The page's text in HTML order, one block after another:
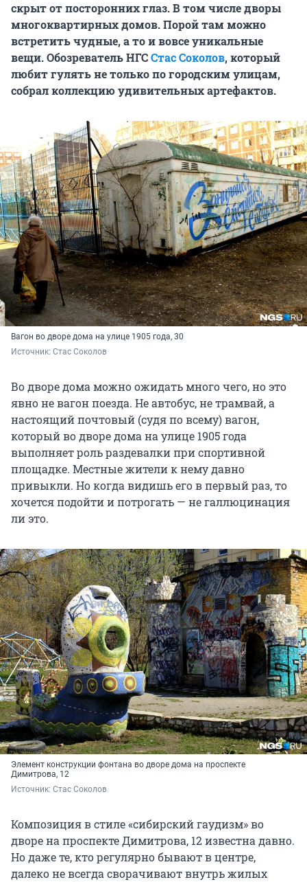
скрыт от посторонних глаз. В том числе дворы
многоквартирных домов. Порой там можно
встретить чудные, а то и вовсе уникальные
вещи. Обозреватель НГССтас Соколов, который
любит гулять не только по городским улицам,
собрал коллекцию удивительных артефактов.
Вагон во дворе дома на улице 1905 года, 30
Источник: Стас Соколов
Во дворе дома можно ожидать много чего, но это
явно не вагон поезда. Не автобус, не трамвай, а
настоящий почтовый (судя по всему) вагон,
который во дворе дома на улице 1905 года
выполняет роль раздевалки при спортивной
площадке. Местные жители к нему давно
привыкли. Но когда видишь его в первый раз, то
хочется подойти и потрогать — не галлюцинация
ли это.
Элемент конструкции фонтана во дворе дома на проспекте
Димитрова, 12
Источник: Стас Соколов
Композиция в стиле «сибирский гаудизм» во
дворе на проспекте Димитрова, 12 известна давно.
Но даже те, кто регулярно бывают в центре,
далеко не всегда сворачивают внутрь жилых